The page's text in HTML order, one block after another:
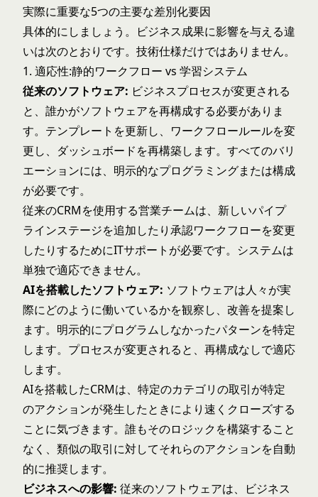
実際に重要な5つの主要な差別化要因
具体的にしましょう。ビジネス成果に影響を与える違
いは次のとおりです。技術仕様だけではありません。
1. 適応性:静的ワークフロー vs 学習システム
従来のソフトウェア: ビジネスプロセスが変更される
と、誰かがソフトウェアを再構成する必要がありま
す。テンプレートを更新し、ワークフロールールを変
更し、ダッシュボードを再構築します。すべてのバリ
エーションには、明示的なプログラミングまたは構成
が必要です。
従来のCRMを使用する営業チームは、新しいパイプ
ラインステージを追加したり承認ワークフローを変更
したりするためにITサポートが必要です。システムは
単独で適応できません。
AIを搭載したソフトウェア: ソフトウェアは人々が実
際にどのように働いているかを観察し、改善を提案し
ます。明示的にプログラムしなかったパターンを特定
します。プロセスが変更されると、再構成なしで適応
します。
AIを搭載したCRMは、特定のカテゴリの取引が特定
のアクションが発生したときにより速くクローズする
ことに気づきます。誰もそのロジックを構築すること
なく、類似の取引に対してそれらのアクションを自動
的に推奨します。
ビジネスへの影響: 従来のソフトウェアは、ビジネス